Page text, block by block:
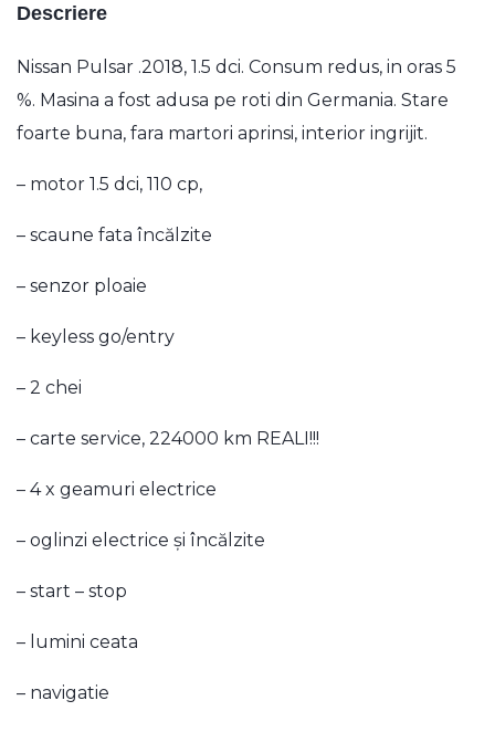
Descriere
Nissan Pulsar .2018, 1.5 dci. Consum redus, in oras 5
%. Masina a fost adusa pe roti din Germania. Stare
foarte buna, fara martori aprinsi, interior ingrijit.
– motor 1.5 dci, 110 cp,
– scaune fata încălzite
– senzor ploaie
– keyless go/entry
– 2 chei
– carte service, 224000 km REALI!!!
– 4 x geamuri electrice
– oglinzi electrice și încălzite
– start – stop
– lumini ceata
– navigatie